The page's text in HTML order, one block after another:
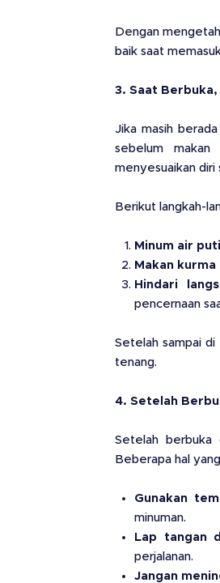
Dengan
baik saat
3. Saat Berbuka,
Jika masih
sebelum makan
menyesuaikan diri
Berikut langkah-
Minum air
Makan
Hindari
pencernaan
Setelah sampai di
tenang.
4. Setelah
Setelah berbuka
Beberapa hal
Gunakan
minuman.
Lap tangan
perjalanan.
Jangan